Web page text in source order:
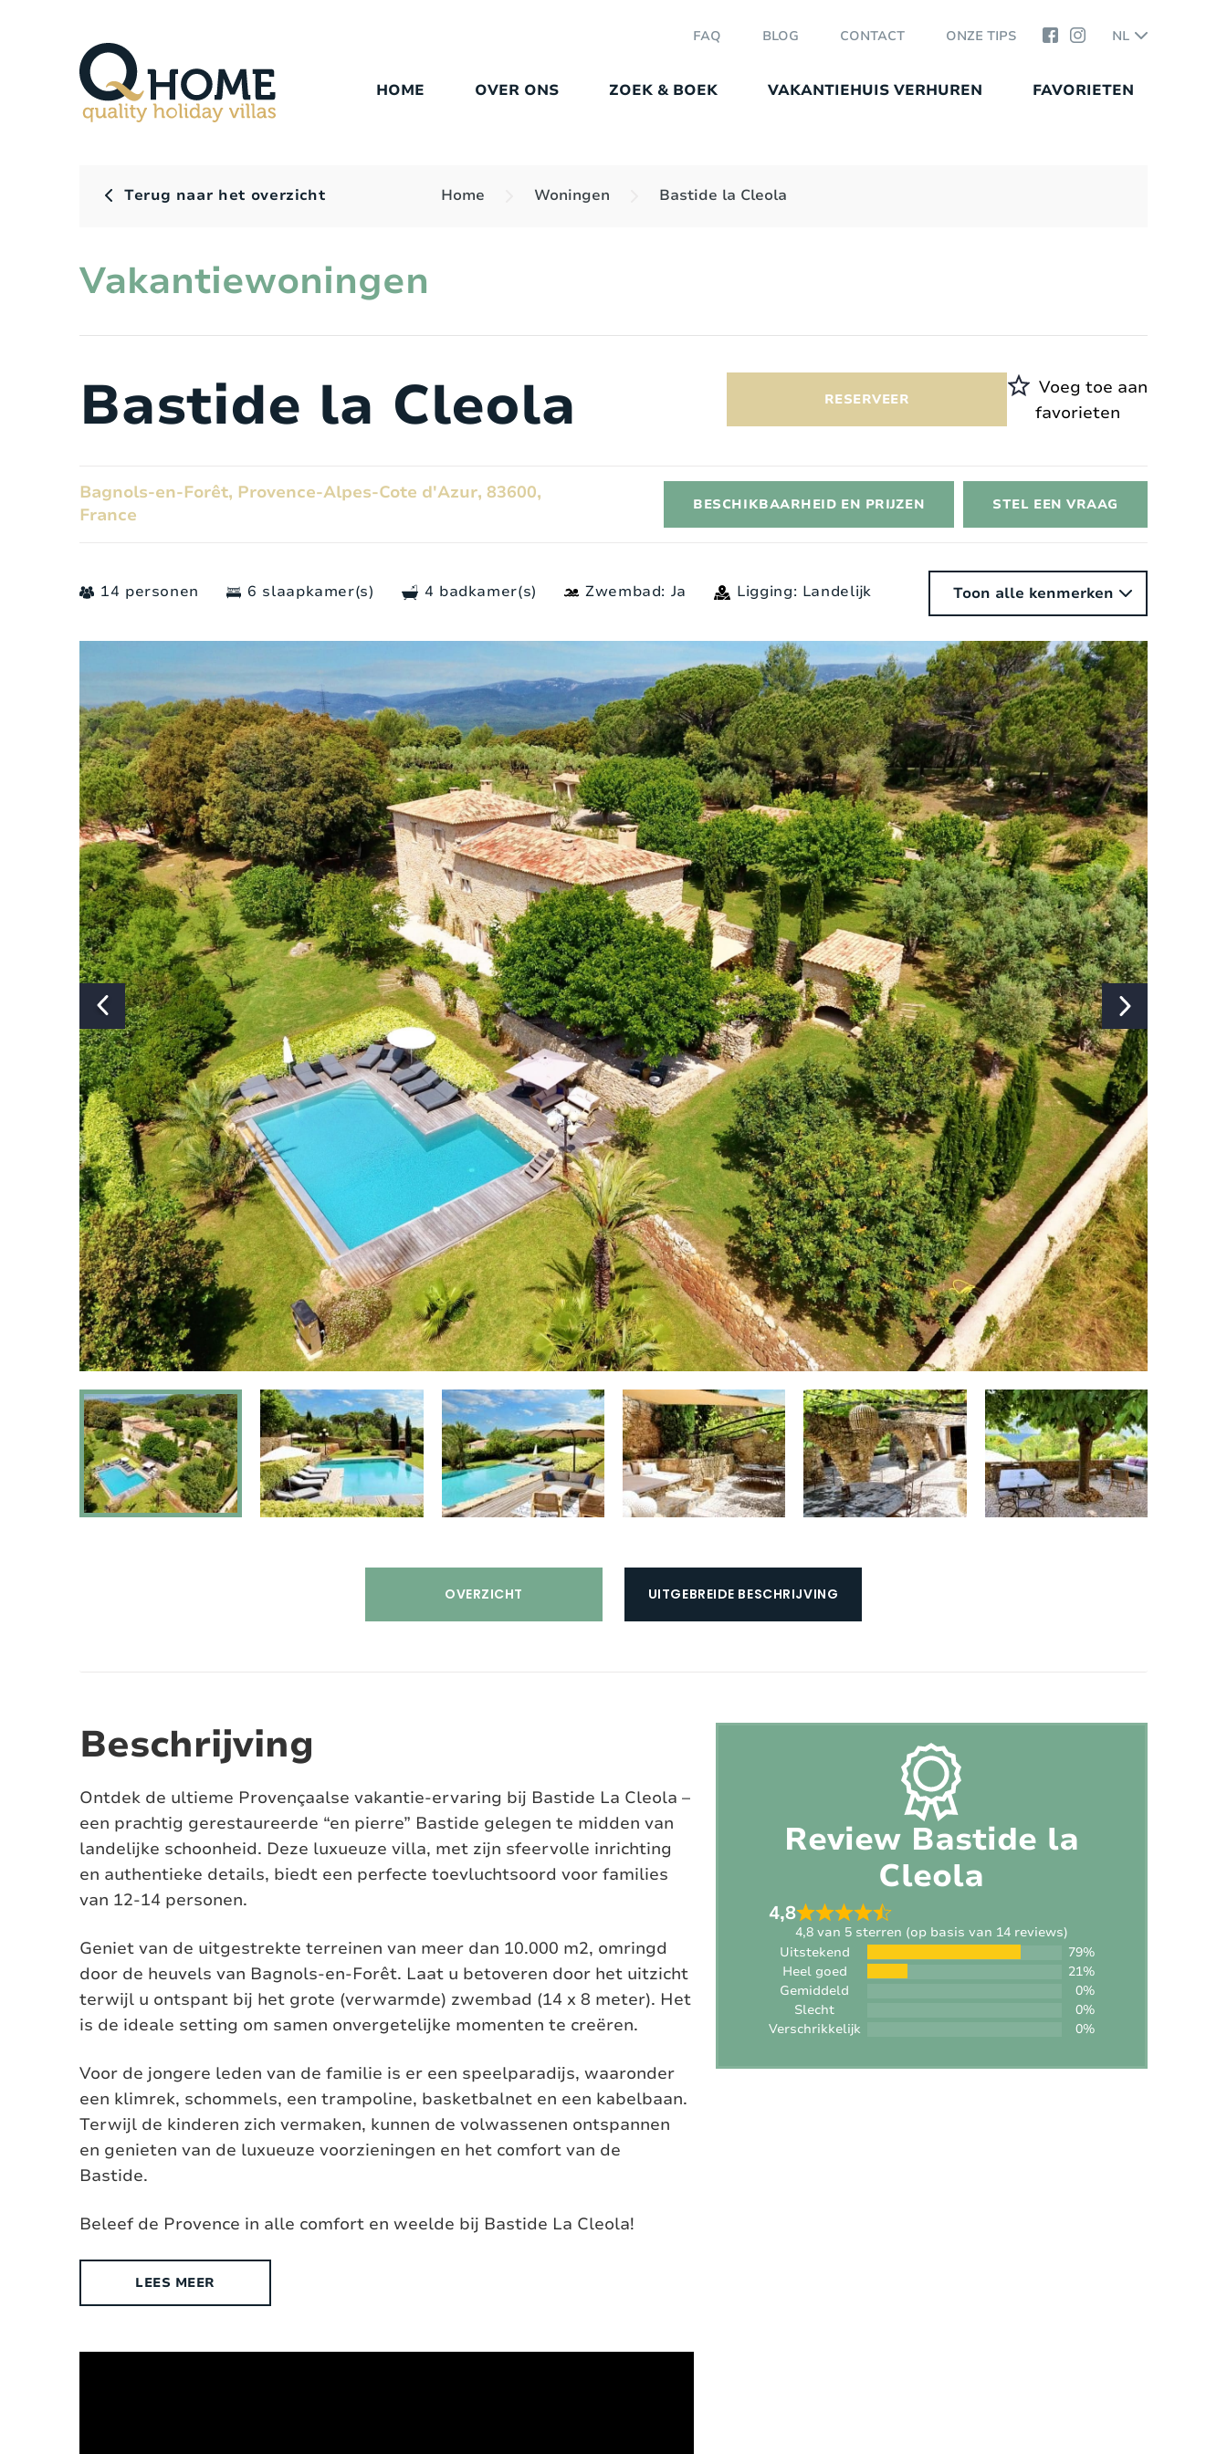
FAQ BLOG CONTACT ONZE TIPS NL
HOME OVER ONS ZOEK & BOEK VAKANTIEHUIS VERHUREN FAVORIETEN
Terug naar het overzicht Home Woningen Bastide la Cleola
Vakantiewoningen
Bastide la Cleola RESERVEER
Voeg toe aan
favorieten
Bagnols-en-Forêt, Provence-Alpes-Cote d'Azur, 83600,
France
BESCHIKBAARHEID EN PRIJZEN STEL EEN VRAAG
Toon alle kenmerken
14 personen 6 slaapkamer(s) 4 badkamer(s) Zwembad: Ja Ligging: Landelijk
Aantal personen:
Slaapkamers: 6
Aantal badkamers: 4
Aantal douches: 5
Aantal ligbaden: 4
Aantal toiletten: 7
Airconditioning: Vloerkoeling
Zwembad: Ja
Verwarmd zwembad: Ja
Afsluitbaar zwembad: Nee
Pizza oven: Nee
Jacuzzi: Nee
Sauna:
Huisdieren: Toegestaan
Omheinde tuin: Ja
Geschikt voor mindervaliden: Nee
Type woning: Vrijstaande villa
Chromecast aanwezig: Nee
Stijl: Authentiek
Oppervlakte terrein: 10.500 m2
Ligging: Landelijk
Buitendouche: Ja
Afmeting zwembad:
14m x 8m x
1.8m
Buitenkeuken: Ja
BBQ: Gas
Jeu de boule: Nee
Speeltoestel: Ja
Trampoline: Ja
Tennistafel: Ja
Tennisbaan:
Dichtbij (afstand < 15
min)
Golfbaan:
Dichtbij (afstand < 15
min)
Speeltuin:
Dichtbij (afstand < 15
min)
Strand:
Nabij de kust (afstand <
30km)
Roken: Rookvrije locatie
Sporttoestellen aanwezig: Nee
Opladen voertuig: Niet toegestaan
Stijl: Landelijk Modern
Oppervlakte woning: 450 m2
Verwarming: Vloerverwarming
Open haard: Ja
Internet: Ja
Type internet: Wifi
TV: Ja
TV-zenders: Internationale Zenders
Muziekinstallatie: Bluetooth
Aparte studio/appartement: Nee
Wasmachine: Ja
Strijkplank en strijkbout: Ja
Droger: Ja
Fornuis: Ja
Type fornuis: Inductie
Oven (Gril): Ja
Magnetron: Ja
Aantal koelkasten: 1
Aantal diepvriezers: 1
Vaatwasser: Ja
Koffiezetapparaat: Ja
Type
Aantal kinderbedden:
OVERZICHT UITGEBREIDE BESCHRIJVING
Beschrijving
Ontdek de ultieme Provençaalse vakantie-ervaring bij Bastide La Cleola –
een prachtig gerestaureerde “en pierre” Bastide gelegen te midden van
landelijke schoonheid. Deze luxueuze villa, met zijn sfeervolle inrichting
en authentieke details, biedt een perfecte toevluchtsoord voor families
van 12-14 personen.
Geniet van de uitgestrekte terreinen van meer dan 10.000 m2, omringd
door de heuvels van Bagnols-en-Forêt. Laat u betoveren door het uitzicht
terwijl u ontspant bij het grote (verwarmde) zwembad (14 x 8 meter). Het
is de ideale setting om samen onvergetelijke momenten te creëren.
Voor de jongere leden van de familie is er een speelparadijs, waaronder
een klimrek, schommels, een trampoline, basketbalnet en een kabelbaan.
Terwijl de kinderen zich vermaken, kunnen de volwassenen ontspannen
en genieten van de luxueuze voorzieningen en het comfort van de
Bastide.
Beleef de Provence in alle comfort en weelde bij Bastide La Cleola!
LEES MEER
Review Bastide la
Cleola
4,8
4,8 van 5 sterren (op basis van 14 reviews)
Uitstekend
79%
Heel goed
21%
Gemiddeld
0%
Slecht
0%
Verschrikkelijk
0%